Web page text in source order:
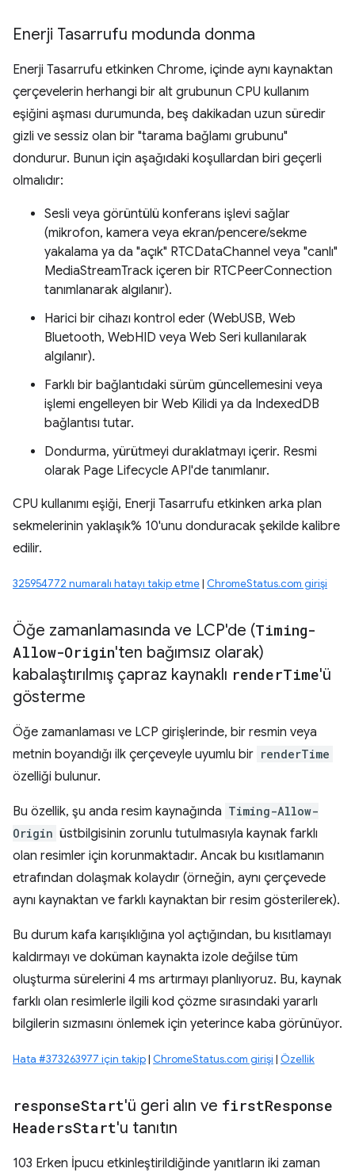
Enerji Tasarrufu modunda donma
Enerji Tasarrufu etkinken Chrome, içinde aynı kaynaktan
çerçevelerin herhangi bir alt grubunun CPU kullanım
eşiğini aşması durumunda, beş dakikadan uzun süredir
gizli ve sessiz olan bir "tarama bağlamı grubunu"
dondurur. Bunun için aşağıdaki koşullardan biri geçerli
olmalıdır:
Sesli veya görüntülü konferans işlevi sağlar
(mikrofon, kamera veya ekran/pencere/sekme
yakalama ya da "açık" RTCDataChannel veya "canlı"
MediaStreamTrack içeren bir RTCPeerConnection
tanımlanarak algılanır).
Harici bir cihazı kontrol eder (WebUSB, Web
Bluetooth, WebHID veya Web Seri kullanılarak
algılanır).
Farklı bir bağlantıdaki sürüm güncellemesini veya
işlemi engelleyen bir Web Kilidi ya da IndexedDB
bağlantısı tutar.
Dondurma, yürütmeyi duraklatmayı içerir. Resmi
olarak Page Lifecycle API'de tanımlanır.
CPU kullanımı eşiği, Enerji Tasarrufu etkinken arka plan
sekmelerinin yaklaşık% 10'unu donduracak şekilde kalibre
edilir.
325954772 numaralı hatayı takip etme| ChromeStatus.com girişi
Öğe zamanlamasında ve LCP'de (Timing-
Allow-Origin'ten bağımsız olarak)
kabalaştırılmış çapraz kaynaklı renderTime'ü
gösterme
Öğe zamanlaması ve LCP girişlerinde, bir resmin veya
metnin boyandığı ilk çerçeveyle uyumlu bir renderTime
özelliği bulunur.
Bu özellik, şu anda resim kaynağında Timing-Allow-
Origin üstbilgisinin zorunlu tutulmasıyla kaynak farklı
olan resimler için korunmaktadır. Ancak bu kısıtlamanın
etrafından dolaşmak kolaydır (örneğin, aynı çerçevede
aynı kaynaktan ve farklı kaynaktan bir resim gösterilerek).
Bu durum kafa karışıklığına yol açtığından, bu kısıtlamayı
kaldırmayı ve doküman kaynakta izole değilse tüm
oluşturma sürelerini 4 ms artırmayı planlıyoruz. Bu, kaynak
farklı olan resimlerle ilgili kod çözme sırasındaki yararlı
bilgilerin sızmasını önlemek için yeterince kaba görünüyor.
Hata #373263977 için takip| ChromeStatus.com girişi | Özellik
responseStart'ü geri alın ve firstResponse
HeadersStart'u tanıtın
103 Erken İpucu etkinleştirildiğinde yanıtların iki zaman